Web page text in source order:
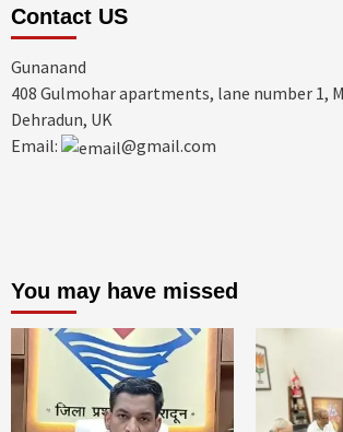
Contact US
Gunanand
408 Gulmohar apartments, lane number 1,
Dehradun, UK
Email:
@gmail.com
You may have missed